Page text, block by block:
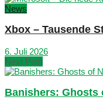
News
Xbox – Tausende
6. Juli 2026
Next Post
Banishers: Ghosts